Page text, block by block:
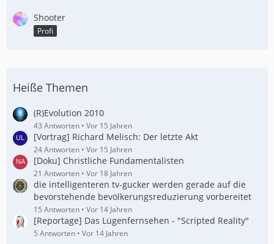
Shooter
Profi
Heiße Themen
(R)Evolution 2010
43 Antworten Vor 15 Jahren
[Vortrag] Richard Melisch: Der letzte Akt
24 Antworten Vor 15 Jahren
[Doku] Christliche Fundamentalisten
21 Antworten Vor 18 Jahren
die intelligenteren tv-gucker werden gerade auf die
bevorstehende bevölkerungsreduzierung vorbereitet
15 Antworten Vor 14 Jahren
[Reportage] Das Lügenfernsehen - "Scripted Reality"
5 Antworten Vor 14 Jahren